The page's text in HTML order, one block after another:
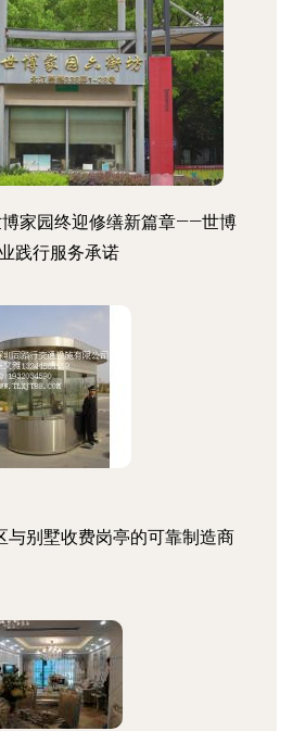
家园终迎修缮新篇章——世博
践行服务承诺
与别墅收费岗亭的可靠制造商